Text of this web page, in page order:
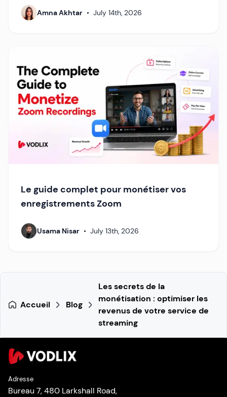
Amna Akhtar • July 14th, 2026
Le guide complet pour monétiser vos
enregistrements Zoom
Usama Nisar • July 13th, 2026
Accueil Blog
Les secrets de la
monétisation : optimiser les
revenus de votre service de
streaming
Adresse
Bureau 7, 480 Larkshall Road,